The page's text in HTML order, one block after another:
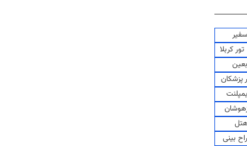
سفیر
تور کربلا
پزشکان
بینی